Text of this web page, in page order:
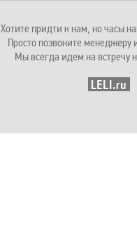
Хотите придти к нам, но часы
Просто позвоните менеджеру
Мы всегда идем на встречу